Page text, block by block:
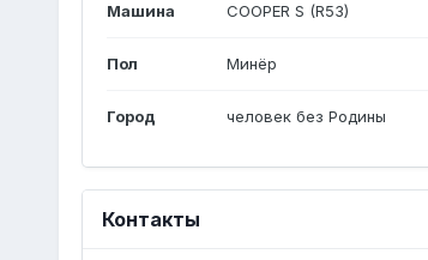
Машина COOPER S (R53)
Пол Минёр
Город человек без Родины
Контакты